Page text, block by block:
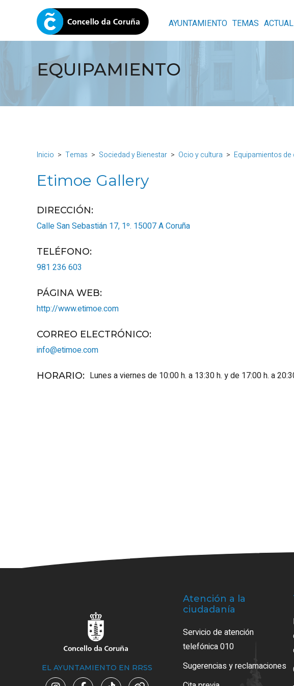
AYUNTAMIENTO TEMAS
EQUIPAMIENTO
Inicio Temas Sociedad y Bienestar Ocio y cultura Equipamientos
Etimoe Gallery
DIRECCIÓN:
Calle San Sebastián 17, 1º. 15007A Coruña
TELÉFONO:
981 236 603
PÁGINA WEB:
http://www.etimoe.com
CORREO ELECTRÓNICO:
info@etimoe.com
HORARIO: Lunes a viernes de 10:00 h. a 13:30 h. y de 17:00 h. a
EL AYUNTAMIENTO EN RRSS
Atención a la
ciudadanía
Servicio de atención
telefónica 010
Sugerencias y reclamaciones